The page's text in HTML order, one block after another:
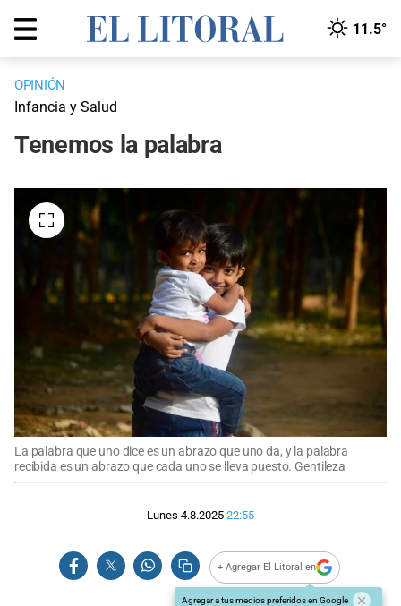
11.5°
OPINIÓN
Infancia y Salud
Tenemos la palabra
La palabra que uno dice es un abrazo que uno da, y la palabra
recibida es un abrazo que cada uno se lleva puesto. Gentileza
Lunes 4.8.2025 22:55
+ Agregar El Litoral en
Agregar a tus medios preferidos en Google